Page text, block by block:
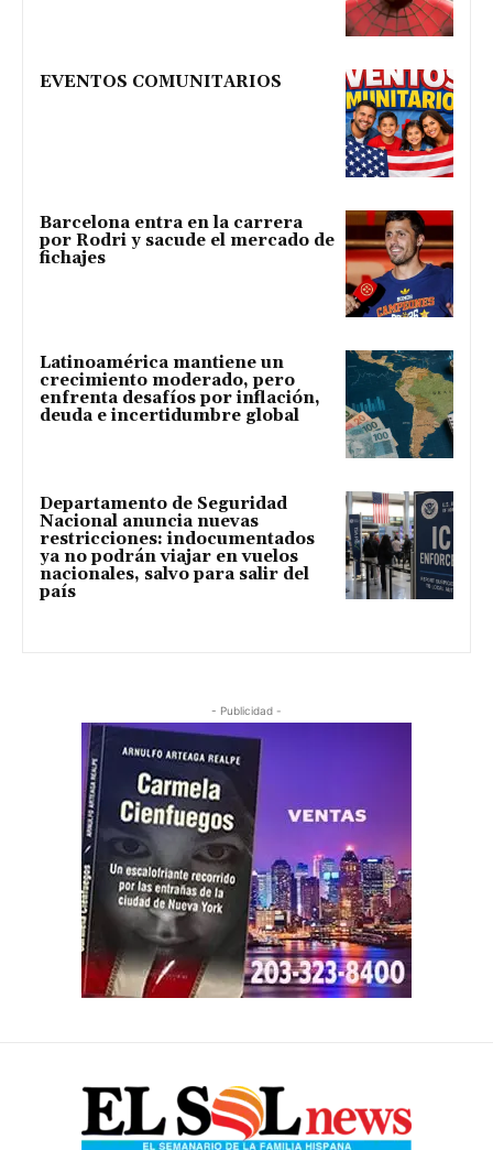
EVENTOS COMUNITARIOS
Barcelona entra en la carrera
por Rodri y sacude el mercado de
fichajes
Latinoamérica mantiene un
crecimiento moderado, pero
enfrenta desafíos por inflación,
deuda e incertidumbre global
Departamento de Seguridad
Nacional anuncia nuevas
restricciones: indocumentados
ya no podrán viajar en vuelos
nacionales, salvo para salir del
país
- Publicidad -